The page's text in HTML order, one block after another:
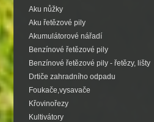
Aku nůžky
Aku řetězové pily
Akumulátorové nářadí
Benzínové řetězové pily
Benzínové řetězové pily - řetězy, lišty
Drtiče zahradního odpadu
Foukače,vysavače
Křovinořezy
Kultivátory